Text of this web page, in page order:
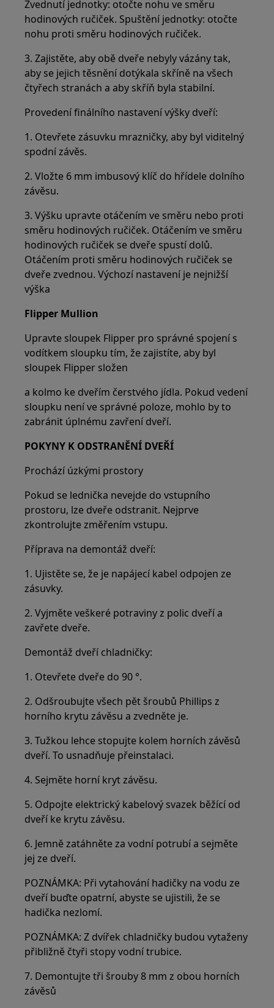
Zvednutí jednotky: otočte nohu ve směru
hodinových ručiček. Spuštění jednotky: otočte
nohu proti směru hodinových ručiček.
3. Zajistěte, aby obě dveře nebyly vázány tak,
aby se jejich těsnění dotýkala skříně na všech
čtyřech stranách a aby skříň byla stabilní.
Provedení finálního nastavení výšky dveří:
1. Otevřete zásuvku mrazničky, aby byl viditelný
spodní závěs.
2. Vložte 6 mm imbusový klíč do hřídele dolního
závěsu.
3. Výšku upravte otáčením ve směru nebo proti
směru hodinových ručiček. Otáčením ve směru
hodinových ručiček se dveře spustí dolů.
Otáčením proti směru hodinových ručiček se
dveře zvednou. Výchozí nastavení je nejnižší
výška
Flipper Mullion
Upravte sloupek Flipper pro správné spojení s
vodítkem sloupku tím, že zajistíte, aby byl
sloupek Flipper složen
a kolmo ke dveřím čerstvého jídla. Pokud vedení
sloupku není ve správné poloze, mohlo by to
zabránit úplnému zavření dveří.
POKYNY K ODSTRANĚNÍ DVEŘÍ
Prochází úzkými prostory
Pokud se lednička nevejde do vstupního
prostoru, lze dveře odstranit. Nejprve
zkontrolujte změřením vstupu.
Příprava na demontáž dveří:
1. Ujistěte se, že je napájecí kabel odpojen ze
zásuvky.
2. Vyjměte veškeré potraviny z polic dveří a
zavřete dveře.
Demontáž dveří chladničky:
1. Otevřete dveře do 90 °.
2. Odšroubujte všech pět šroubů Phillips z
horního krytu závěsu a zvedněte je.
3. Tužkou lehce stopujte kolem horních závěsů
dveří. To usnadňuje přeinstalaci.
4. Sejměte horní kryt závěsu.
5. Odpojte elektrický kabelový svazek běžící od
dveří ke krytu závěsu.
6. Jemně zatáhněte za vodní potrubí a sejměte
jej ze dveří.
POZNÁMKA: Při vytahování hadičky na vodu ze
dveří buďte opatrní, abyste se ujistili, že se
hadička nezlomí.
POZNÁMKA: Z dvířek chladničky budou vytaženy
přibližně čtyři stopy vodní trubice.
7. Demontujte tři šrouby 8 mm z obou horních
závěsů